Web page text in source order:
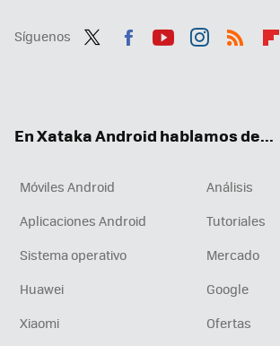
Síguenos
En Xataka Android hablamos de...
Móviles Android
Análisis
Aplicaciones Android
Tutoriales
Sistema operativo
Mercado
Huawei
Google
Xiaomi
Ofertas